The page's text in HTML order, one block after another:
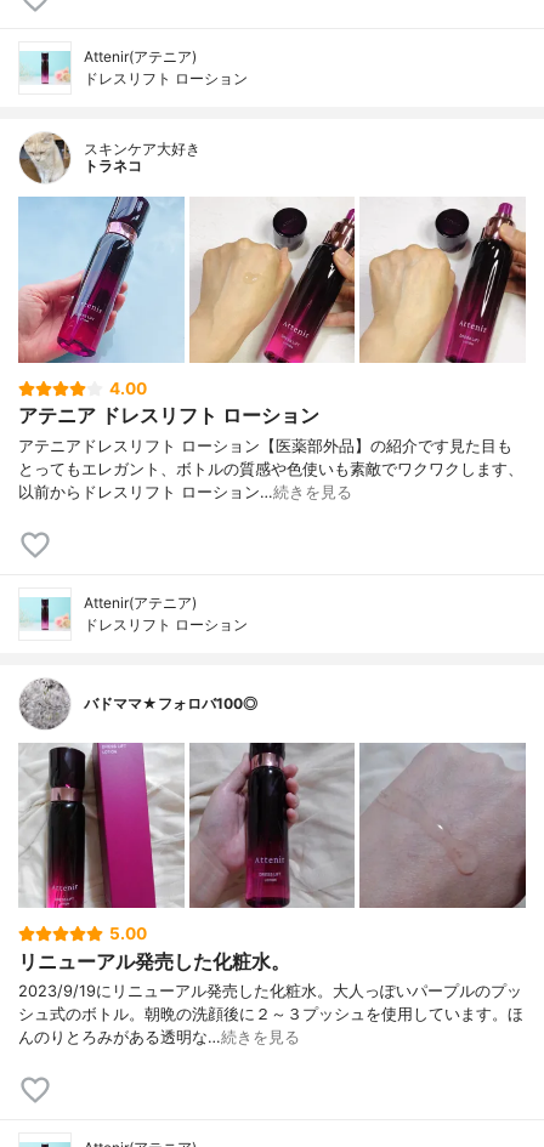
Attenir(アテニア)
ドレスリフト ローション
スキンケア大好き
トラネコ
4.00
アテニア ドレスリフト ローション
アテニアドレスリフト ローション【医薬部外品】の紹介です見た目も
とってもエレガント、ボトルの質感や色使いも素敵でワクワクします、
以前からドレスリフト ローション…続きを見る
Attenir(アテニア)
ドレスリフト ローション
バドママ★フォロバ100◎
5.00
リニューアル発売した化粧水。
2023/9/19にリニューアル発売した化粧水。大人っぽいパープルのプッ
シュ式のボトル。朝晩の洗顔後に２～３プッシュを使用しています。ほ
んのりとろみがある透明な…続きを見る